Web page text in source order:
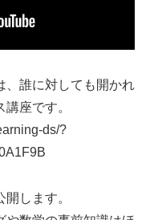
、誰に対しても開かれ
座です。
ds/?
します。